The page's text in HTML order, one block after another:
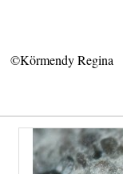
©Körmendy Regina